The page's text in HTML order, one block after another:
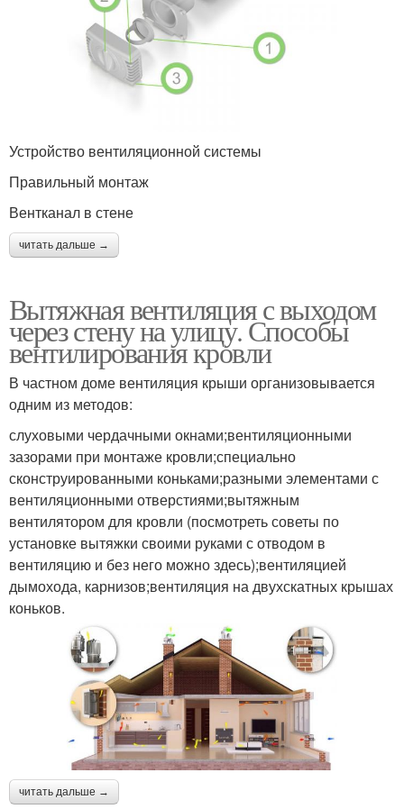
Устройство вентиляционной системы
Правильный монтаж
Вентканал в стене
читать дальше →
Вытяжная вентиляция с выходом
через стену на улицу. Способы
вентилирования кровли
В частном доме вентиляция крыши организовывается
одним из методов:
слуховыми чердачными окнами;вентиляционными
зазорами при монтаже кровли;специально
сконструированными коньками;разными элементами с
вентиляционными отверстиями;вытяжным
вентилятором для кровли (посмотреть советы по
установке вытяжки своими руками с отводом в
вентиляцию и без него можно здесь);вентиляцией
дымохода, карнизов;вентиляция на двухскатных крышах
коньков.
читать дальше →